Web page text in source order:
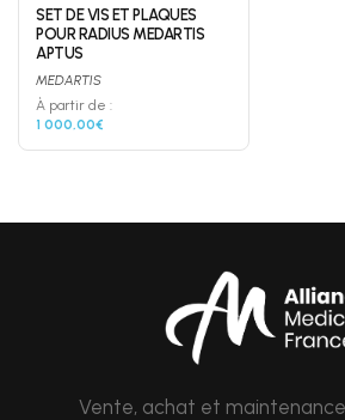
SET DE VIS ET PLAQUES
POUR RADIUS MEDARTIS
APTUS
MEDARTIS
À partir de :
1 000,00€
Vente, achat et